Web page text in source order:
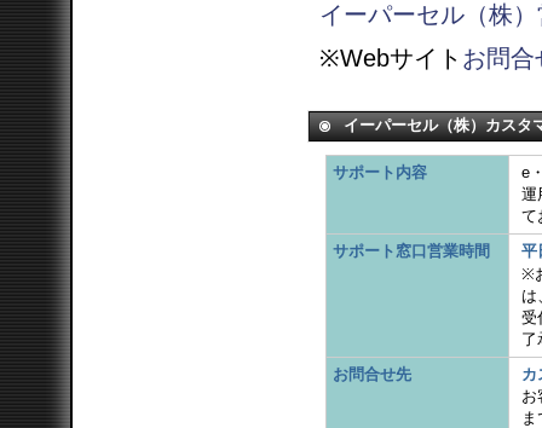
イーパーセル（株
※Webサイト お問
イーパーセル（株）カスタ
サポート内容
e
運
て
サポート窓口営業時間
平
※
は
受
了
お問合せ先
カ
お